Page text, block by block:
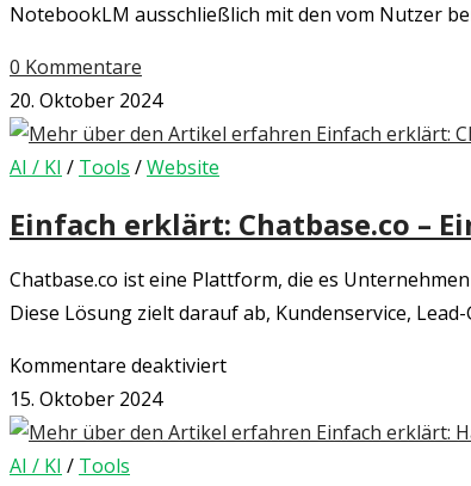
NotebookLM ausschließlich mit den vom Nutzer
0 Kommentare
20. Oktober 2024
AI / KI / Tools /Website
Einfach erklärt: Chatbase.co –
Chatbase.co ist eine Plattform, die es
Diese Lösung zielt darauf ab, Kundenservice,
Kommentare deaktiviertfür
erklärt:
15. Oktober 2024
AI / KI / Tools